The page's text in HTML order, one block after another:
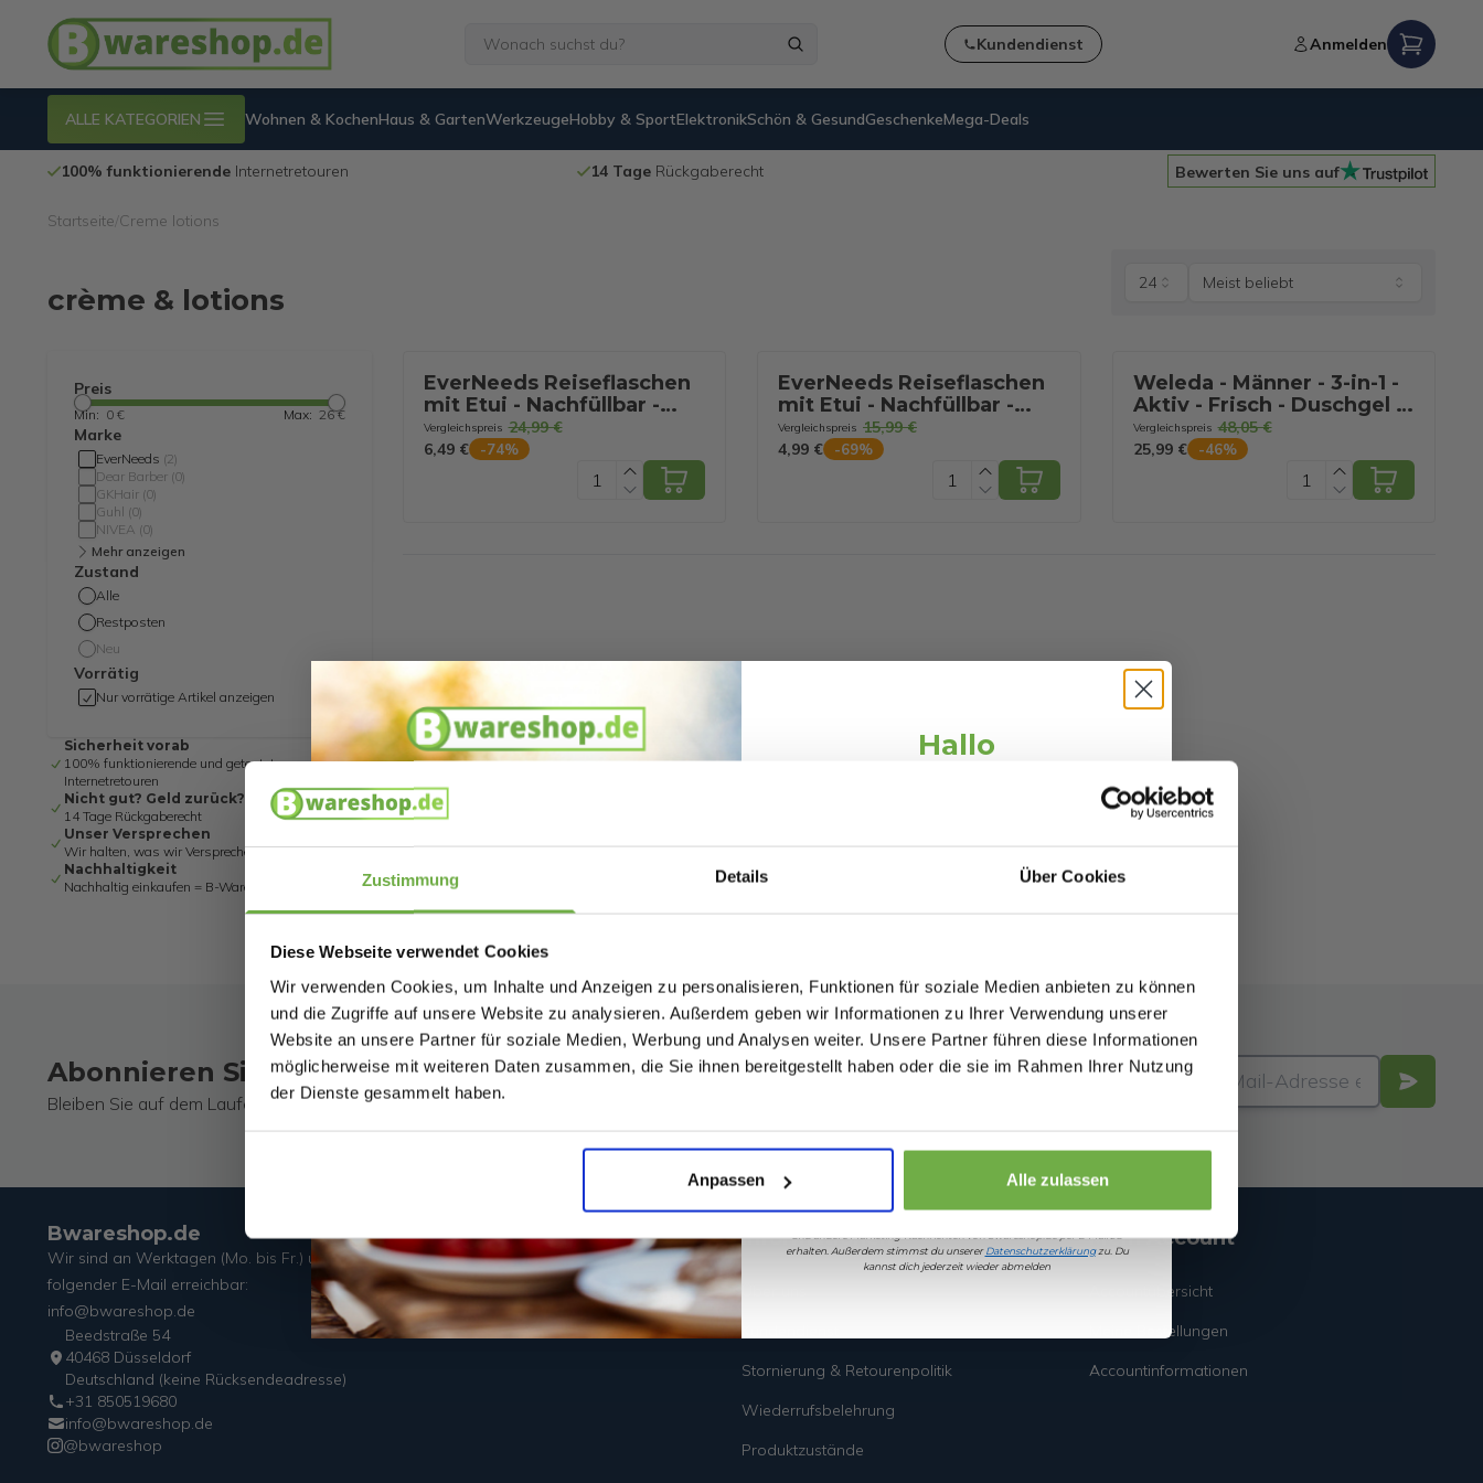
Zustimmung Details Über Cookies
Diese Webseite verwendet Cookies
Wir verwenden Cookies, um Inhalte und Anzeigen zu personalisieren, Funktionen für soziale Medien anbieten zu können
und die Zugriffe auf unsere Website zu analysieren. Außerdem geben wir Informationen zu Ihrer Verwendung unserer
Website an unsere Partner für soziale Medien, Werbung und Analysen weiter. Unsere Partner führen diese Informationen
möglicherweise mit weiteren Daten zusammen, die Sie ihnen bereitgestellt haben oder die sie im Rahmen Ihrer Nutzung
der Dienste gesammelt haben.
Anpassen Alle zulassen
Kundendienst Anmelden
ALLE KATEGORIEN Wohnen & KochenHaus & GartenWerkzeugeHobby & SportElektronikSchön & GesundGeschenkeMega-Deals
funktionierendeInternetretouren 14 TageRückgaberecht Kostenloser Versandab 60€
Bewerten Sie uns auf
Startseite Creme lotions
crème & lotions 24 Meist beliebt
Preis
Min: 0 € Max: 26 €
Marke
EverNeeds (2)
Dear Barber (0)
GKHair (0)
Guhl (0)
NIVEA (0)
Mehr anzeigen
Zustand
Alle
Restposten
Neu
Vorrätig
Nur vorrätige Artikel anzeigen
Sicherheit vorab
100% funktionierende und getestete
Internetretouren
Nicht gut? Geld zurück?
14 Tage Rückgaberecht
Unser Versprechen
Wir halten, was wir Versprechen
Nachhaltigkeit
Nachhaltig einkaufen = B-Ware
EverNeeds Reiseflaschen
mit Etui - Nachfüllbar -
Silikon-Reiseflaschen
Handgepäck - Creme - 4
Vergleichspreis 24,99 €
6,49 €
-74%
EverNeeds Reiseflaschen
mit Etui - Nachfüllbar -
Silikon-Reiseflaschen
Handgepäck - 4 Stück -
Vergleichspreis 15,99 €
4,99 €
-69%
Weleda - Männer - 3-in-1 -
Aktiv - Frisch - Duschgel -
6x - 200 ml
Vergleichspreis 48,05 €
25,99 €
-46%
Abonnieren Sie unseren Newsletter
Bleiben Sie auf dem Laufenden über unsere neuesten Aktionen!
Bwareshop.de
Wir sind an Werktagen (Mo. bis Fr.) unter
folgender E-Mail erreichbar:
info@bwareshop.de
Beedstraße 54
40468 Düsseldorf
Deutschland (keine Rücksendeadresse)
+31 850519680
info@bwareshop.de
@bwareshop
Informationen
Stornierung & Retourenpolitik
Wiederrufsbelehrung
Produktzustände
Mein Account
Accountübersicht
Meine Bestellungen
Accountinformationen
Hallo
Schnäppchenjäger 👋
Willkommensrabatt.
Rabatten bis zu 70%.
Sicher dir 5 € Rabatt
erhalten. Außerdem stimmst du unsererDatenschutzerklärungzu. Du
kannst dich jederzeit wieder abmelden